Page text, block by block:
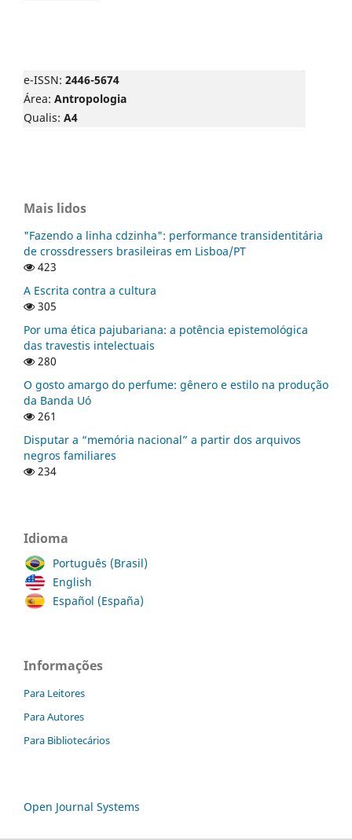
e-ISSN: 2446-5674
Área: Antropologia
Qualis: A4
Mais lidos
"Fazendo a linha cdzinha": performance transidentitária
de crossdressers brasileiras em Lisboa/PT
423
A Escrita contra a cultura
305
Por uma ética pajubariana: a potência epistemológica
das travestis intelectuais
280
O gosto amargo do perfume: gênero e estilo na produção
da Banda Uó
261
Disputar a “memória nacional” a partir dos arquivos
negros familiares
234
Idioma
Português (Brasil)
English
Español (España)
Informações
Para Leitores
Para Autores
Para Bibliotecários
Open Journal Systems